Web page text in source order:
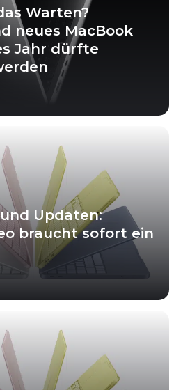
Warten?
neues MacBook
Jahr dürfte
Updaten:
braucht sofort ein